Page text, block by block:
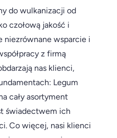
do wulkanizacji od
czołową jakość i
niezrównane wsparcie i
z firmą
nas klienci,
Legum
cały asortyment
świadectwem ich
Co więcej, nasi klienci